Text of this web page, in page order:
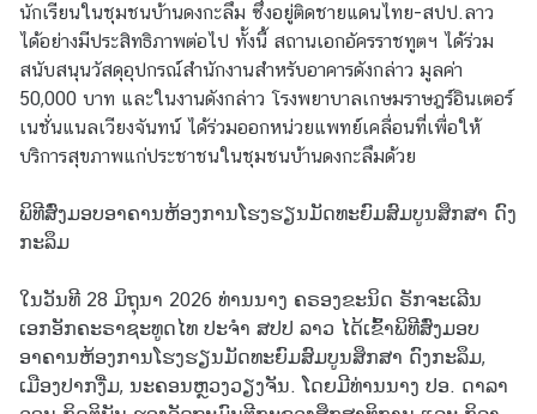
ง
า
น
ก
ง
สุ
ริ
ก
า
ร
นักเรียนในชุมชนบ้านดงกะลึม ซึ่งอยู่ติดชายแดนไทย-สปป.ลาว
ได้อย่างมีประสิทธิภาพต่อไป ทั้งนี้ สถานเอกอัครราชทูตฯ ได้ร่วม
สนับสนุนวัสดุอุปกรณ์สำนักงานสำหรับอาคารดังกล่าว มูลค่า
50,000 บาท และในงานดังกล่าว โรงพยาบาลเกษมราษฎร์อินเตอร์
เนชั่นแนลเวียงจันทน์ ได้ร่วมออกหน่วยแพทย์เคลื่อนที่เพื่อให้
บริการสุขภาพแก่ประชาชนในชุมชนบ้านดงกะลึมด้วย
ພິທີສົ່ງມອບອາຄານຫ້ອງການໂຮງຮຽນມັດທະຍົມສົມບູນສຶກສາ ດົງ
ກະລຶມ
ໃນວັນທີ 28 ມິຖຸນາ 2026 ທ່ານນາງ ຄຣອງຂະນິດ ຣັກຈະເລີນ
ເອກອັກຄະຣາຊະທູດໄທ ປະຈຳ ສປປ ລາວ ໄດ້ເຂົ້າພິທີສົ່ງມອບ
ອາຄານຫ້ອງການໂຮງຮຽນມັດທະຍົມສົມບູນສຶກສາ ດົງກະລຶມ,
ເມືອງປາກງື່ມ, ນະຄອນຫຼວງວຽງຈັນ. ໂດຍມີທ່ານນາງ ປອ. ດາລາ